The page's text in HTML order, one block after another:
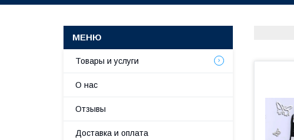
Товары и услуги
О нас
Отзывы
Доставка и оплата